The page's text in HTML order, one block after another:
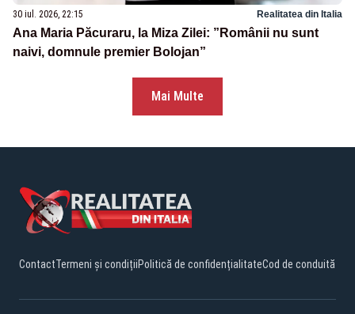
30 iul. 2026, 22:15 Realitatea din Italia
Ana Maria Păcuraru, la Miza Zilei: ”Românii nu sunt
naivi, domnule premier Bolojan”
Mai Multe
ContactTermeni și condițiiPolitică de confidențialitateCod de conduită